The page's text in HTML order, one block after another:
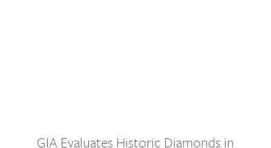
GIA Evaluates Historic Diamonds in